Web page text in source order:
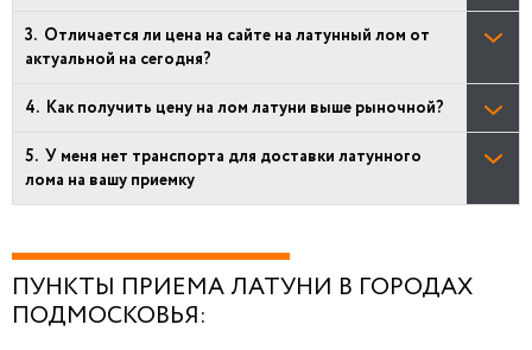
Отличается ли цена на сайте на латунный лом от
актуальной на сегодня?
Как получить цену на лом латуни выше рыночной?
У меня нет транспорта для доставки латунного
лома на вашу приемку
ПУНКТЫ ПРИЕМА ЛАТУНИ В ГОРОДАХ
ПОДМОСКОВЬЯ: